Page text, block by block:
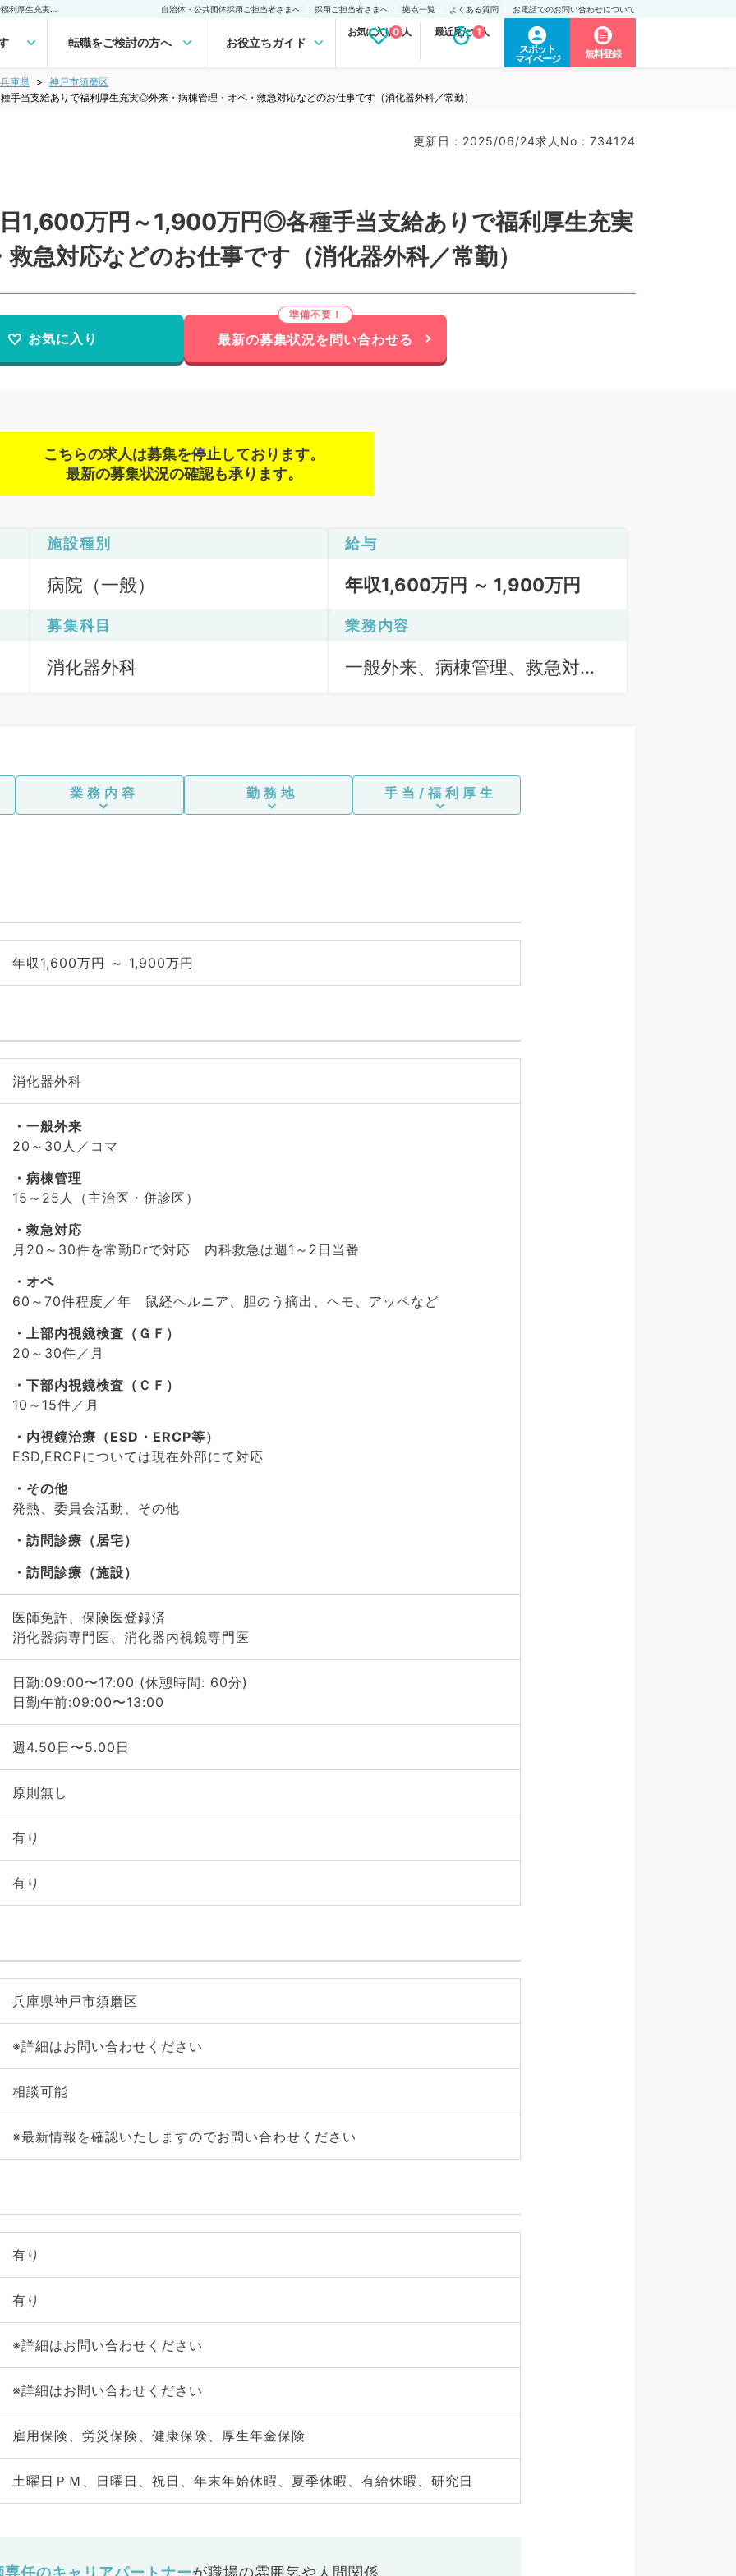
自治体・公共団体採用ご担当者さまへ 採用ご担当者さまへ 拠点一覧 よくある質問 お電話でのお問い合わせについて
転職をご検討の方へ お役立ちガイド
お気に入り求人
0 最近見た求人
1
スポット
マイページ
無料登録
兵庫県
神戸市須磨区
当支給ありで福利厚生充実◎外来・病棟管理・オペ・救急対応などのお仕事です（消化器外科／常勤）
更新日 : 2025/06/24求人No : 734124
1,600万円～1,900万円◎各種手当支給ありで福利厚生充実
急対応などのお仕事です（消化器外科／常勤）
お気に入り 最新の募集状況を問い合わせる
こちらの求人は募集を停止しております。
最新の募集状況の確認も承ります。
施設種別
病院（一般）
給与
年収1,600万円 ～ 1,900万円
募集科目
消化器外科
業務内容
一般外来、病棟管理、救急対
等）、その他、訪問診療（居
宅）、訪問診療（施設）
業務内容 勤務地 手当/福利厚生
年収1,600万円 ～ 1,900万円
消化器外科
一般外来
20～30人／コマ
病棟管理
15～25人（主治医・併診医）
救急対応
月20～30件を常勤Drで対応 内科救急は週1～2日当番
オペ
60～70件程度／年 鼠経ヘルニア、胆のう摘出、ヘモ、アッペなど
上部内視鏡検査（ＧＦ）
20～30件／月
下部内視鏡検査（ＣＦ）
10～15件／月
内視鏡治療（ESD・ERCP等）
ESD,ERCPについては現在外部にて対応
その他
発熱、委員会活動、その他
訪問診療（居宅）
訪問診療（施設）
医師免許、保険医登録済
消化器病専門医、消化器内視鏡専門医
日勤:09:00〜17:00 (休憩時間: 60分)
日勤午前:09:00〜13:00
週4.50日〜5.00日
原則無し
有り
有り
兵庫県神戸市須磨区
※詳細はお問い合わせください
相談可能
※最新情報を確認いたしますのでお問い合わせください
有り
有り
※詳細はお問い合わせください
※詳細はお問い合わせください
雇用保険、労災保険、健康保険、厚生年金保険
土曜日ＰＭ、日曜日、祝日、年末年始休暇、夏季休暇、有給休暇、研究日
専任のキャリアパートナーが職場の雰囲気や人間関係、